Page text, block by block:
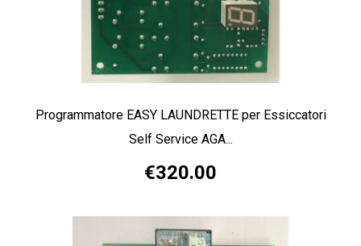
Programmatore EASY LAUNDRETTE per Essiccatori
Self Service AGA...
€320.00